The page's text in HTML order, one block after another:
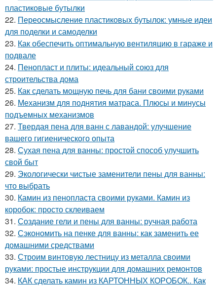
пластиковые бутылки
22. Переосмысление пластиковых бутылок: умные идеи
для поделки и самоделки
23. Как обеспечить оптимальную вентиляцию в гараже и
подвале
24. Пенопласт и плиты: идеальный союз для
строительства дома
25. Как сделать мощную печь для бани своими руками
26. Механизм для поднятия матраса. Плюсы и минусы
подъемных механизмов
27. Твердая пена для ванн с лавандой: улучшение
вашего гигиенического опыта
28. Сухая пена для ванны: простой способ улучшить
свой быт
29. Экологически чистые заменители пены для ванны:
что выбрать
30. Камин из пенопласта своими руками. Камин из
коробок: просто склеиваем
31. Создание гели и пены для ванны: ручная работа
32. Сэкономить на пенке для ванны: как заменить ее
домашними средствами
33. Строим винтовую лестницу из металла своими
руками: простые инструкции для домашних ремонтов
34. КАК сделать камин из КАРТОННЫХ КОРОБОК.. Как